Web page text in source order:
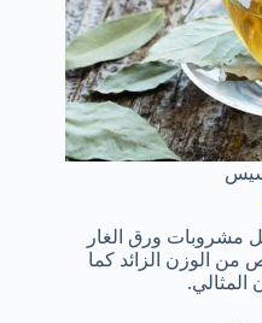
مشروبات ورق الغار
الوزن الزائد كما